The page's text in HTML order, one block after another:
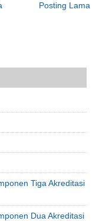
Posting Lama
Tiga Akreditasi
Dua Akreditasi